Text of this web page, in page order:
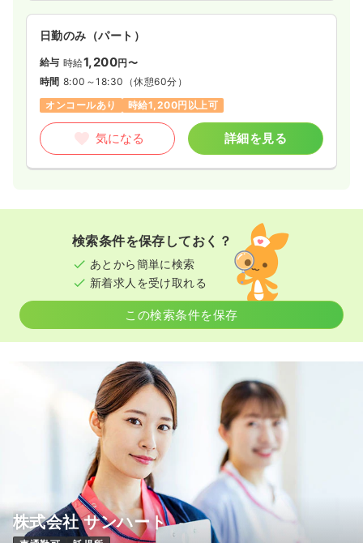
日勤のみ（パート）
給与 時給1,200円〜
時間 8:00～18:30 （休憩60分）
オンコールあり
時給1,200円以上可
気になる 詳細を見る
検索条件を保存しておく？
あとから簡単に検索
新着求人を受け取れる
この検索条件を保存
株式会社 サンハート